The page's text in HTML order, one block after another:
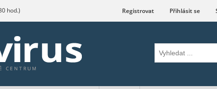
hod.) Registrovat Přihlásit se